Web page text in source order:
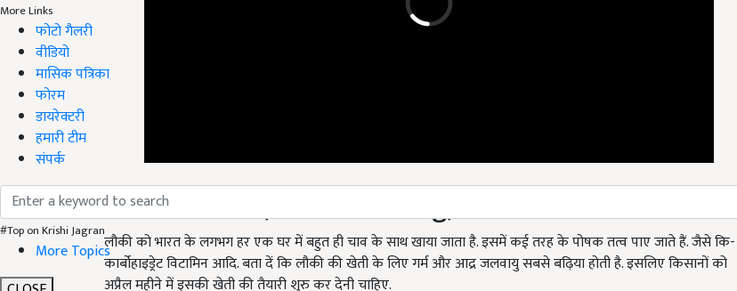
More Links
फोटो गैलरी
वीडियो
मासिक पत्रिका
फोरम
डायरेक्टरी
हमारी टीम
संपर्क
#Top on Krishi Jagran
More Topics
लौकी की खेती(Gourd farming)
लौकी को भारत के लगभग हर एक घर में बहुत ही चाव के साथ खाया जाता है. इसमें कई तरह के पोषक तत्व पाए जाते हैं. जैसे कि-
कार्बोहाइड्रेट विटामिन आदि. बता दें कि लौकी की खेती के लिए गर्म और आद्र जलवायु सबसे बढ़िया होती है. इसलिए किसानों को
अप्रैल महीने में इसकी खेती की तैयारी शुरु कर देनी चाहिए.